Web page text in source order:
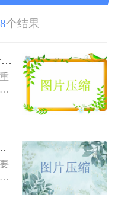
个结果
怎么把图片压缩小一点？这4个方法都可以！赶紧试试！
试这4种压缩方法!！